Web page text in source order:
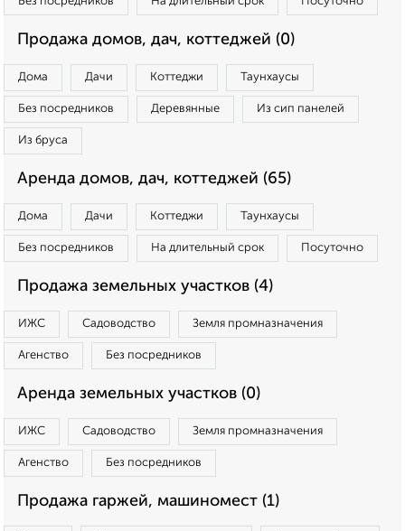
Продажа домов, дач, коттеджей (0)
Дома Дачи Коттеджи Таунхаусы
Без посредников Деревянные Из сип панелей
Из бруса
Аренда домов, дач, коттеджей (65)
Дома Дачи Коттеджи Таунхаусы
Без посредников На длительный срок Посуточно
Продажа земельных участков (4)
ИЖС Садоводство Земля промназначения
Агенство Без посредников
Аренда земельных участков (0)
ИЖС Садоводство Земля промназначения
Агенство Без посредников
Продажа гаржей, машиномест (1)